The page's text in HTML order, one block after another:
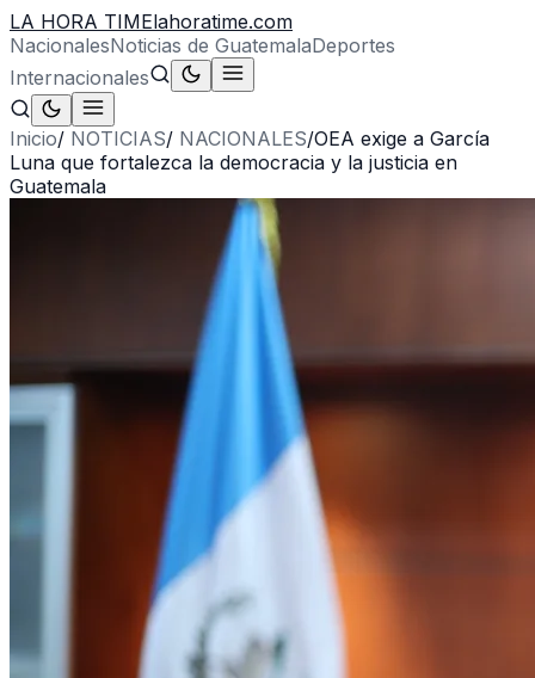
LA HORA TIMElahoratime.com
NacionalesNoticias de GuatemalaDeportes
Internacionales
Inicio/ NOTICIAS/ NACIONALES/OEA exige a García
Luna que fortalezca la democracia y la justicia en
Guatemala